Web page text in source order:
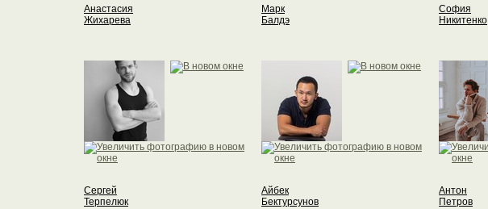
Анастасия
Жихарева
Марк
Балдэ
София
Никитенко
Сергей
Терпелюк
Айбек
Бектурсунов
Антон
Петров